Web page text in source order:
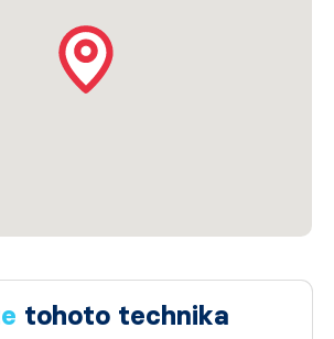
tohoto technika